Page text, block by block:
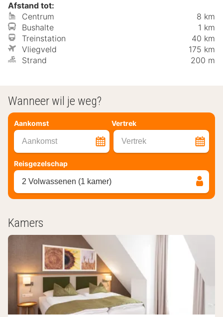
Afstand tot:
Centrum
8 km
Bushalte
1 km
Treinstation
40 km
Vliegveld
175 km
Strand
200 m
Wanneer wil je weg?
Aankomst Vertrek
Aankomst Vertrek
Reisgezelschap
2 Volwassenen (1 kamer)
Kamers